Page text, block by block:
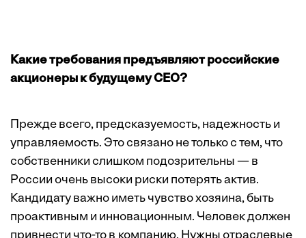
Какие требования предъявляют российские
акционеры к будущему CEO?
Прежде всего, предсказуемость, надежность и
управляемость. Это связано не только с тем, что
собственники слишком подозрительны — в
России очень высоки риски потерять актив.
Кандидату важно иметь чувство хозяина, быть
проактивным и инновационным. Человек должен